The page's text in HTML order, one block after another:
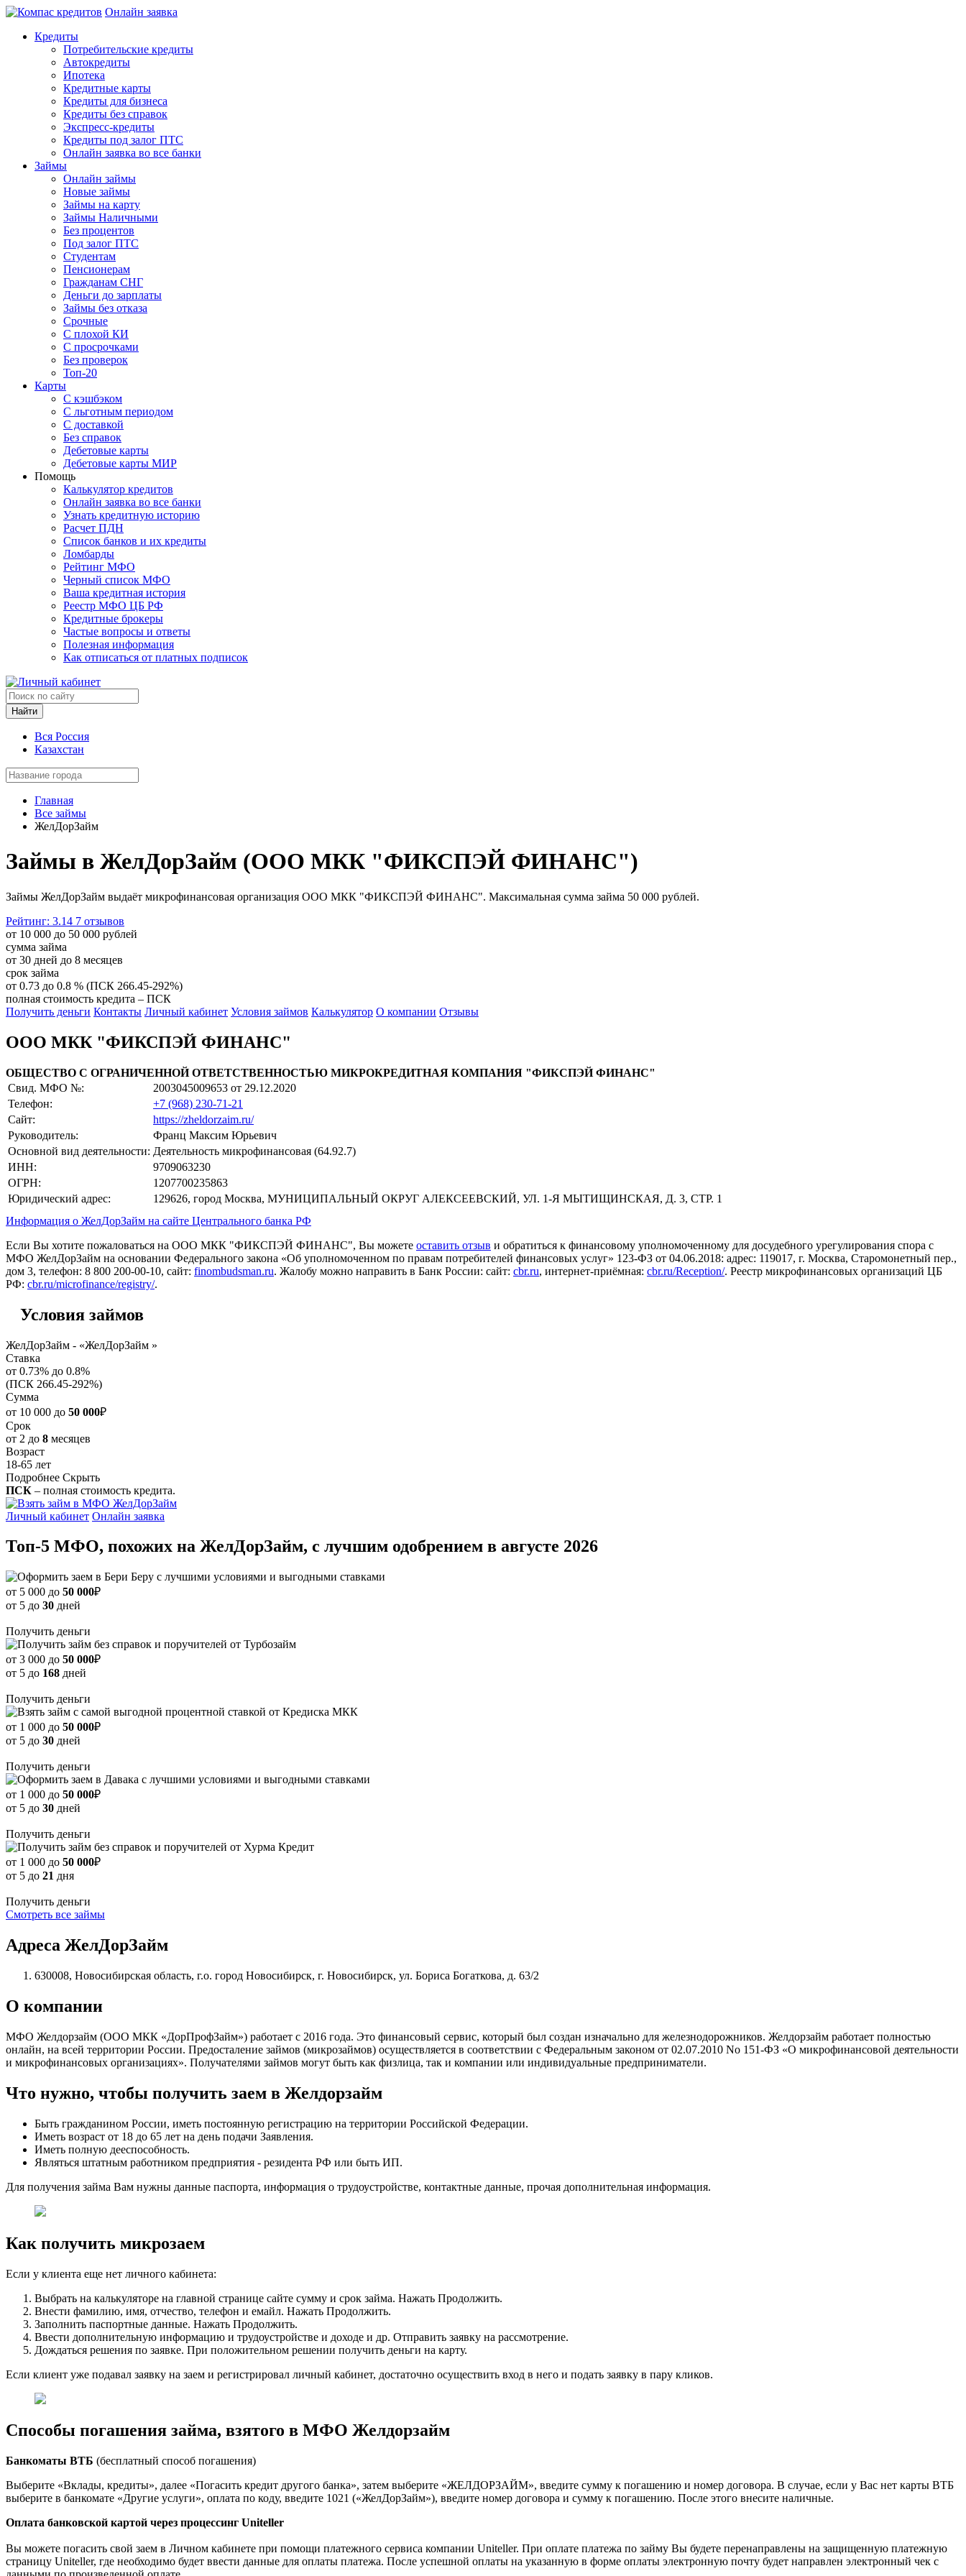
Онлайн заявка
Кредиты
Потребительские кредиты
Автокредиты
Ипотека
Кредитные карты
Кредиты для бизнеса
Кредиты без справок
Экспресс-кредиты
Кредиты под залог ПТС
Онлайн заявка во все банки
Займы
Онлайн займы
Новые займы
Займы на карту
Займы Наличными
Без процентов
Под залог ПТС
Студентам
Пенсионерам
Гражданам СНГ
Деньги до зарплаты
Займы без отказа
Срочные
С плохой КИ
С просрочками
Без проверок
Топ-20
Карты
С кэшбэком
С льготным периодом
С доставкой
Без справок
Дебетовые карты
Дебетовые карты МИР
Помощь
Калькулятор кредитов
Онлайн заявка во все банки
Узнать кредитную историю
Расчет ПДН
Список банков и их кредиты
Ломбарды
Рейтинг МФО
Черный список МФО
Ваша кредитная история
Реестр МФО ЦБ РФ
Кредитные брокеры
Частые вопросы и ответы
Полезная информация
Как отписаться от платных подписок
Найти
Вся Россия
Казахстан
Главная
Все займы
ЖелДорЗайм
Займы в ЖелДорЗайм (ООО МКК "ФИКСПЭЙ ФИНАНС")
Займы ЖелДорЗайм выдаёт микрофинансовая организация ООО МКК "ФИКСПЭЙ ФИНАНС". Максимальная сумма займа 50 000 рублей.
Рейтинг: 3.14 7 отзывов
от 10 000 до 50 000 рублей
сумма займа
от 30 дней до 8 месяцев
срок займа
от 0.73 до 0.8 % (ПСК 266.45-292%)
полная стоимость кредита – ПСК
Получить деньги Контакты Личный кабинет Условия займов Калькулятор О компании Отзывы
ООО МКК "ФИКСПЭЙ ФИНАНС"
ОБЩЕСТВО С ОГРАНИЧЕННОЙ ОТВЕТСТВЕННОСТЬЮ МИКРОКРЕДИТНАЯ КОМПАНИЯ "ФИКСПЭЙ ФИНАНС"
Свид. МФО №:
2003045009653 от 29.12.2020
Телефон:
+7 (968) 230-71-21
Сайт:
https://zheldorzaim.ru/
Руководитель:
Франц Максим Юрьевич
Основной вид деятельности: Деятельность микрофинансовая (64.92.7)
ИНН:
9709063230
ОГРН:
1207700235863
Юридический адрес:
129626, город Москва, МУНИЦИПАЛЬНЫЙ ОКРУГ АЛЕКСЕЕВСКИЙ, УЛ. 1-Я МЫТИЩИНСКАЯ, Д. 3, СТР. 1
Информация о ЖелДорЗайм на сайте Центрального банка РФ
Если Вы хотите пожаловаться на ООО МКК "ФИКСПЭЙ ФИНАНС", Вы можете оставить отзыв и обратиться к финансовому уполномоченному для досудебного урегулирования спора с
МФО ЖелДорЗайм на основании Федерального закона «Об уполномоченном по правам потребителей финансовых услуг» 123-ФЗ от 04.06.2018: адрес: 119017, г. Москва, Старомонетный пер.,
дом 3, телефон: 8 800 200-00-10, сайт: finombudsman.ru. Жалобу можно направить в Банк России: сайт: cbr.ru, интернет-приёмная: cbr.ru/Reception/. Реестр микрофинансовых организаций ЦБ
РФ: cbr.ru/microfinance/registry/.
Условия займов
ЖелДорЗайм - «ЖелДорЗайм »
Ставка
от 0.73% до 0.8%
(ПСК 266.45-292%)
Сумма
от 10 000 до 50 000₽
Срок
от 2 до 8 месяцев
Возраст
18-65 лет
Подробнее Скрыть
ПСК – полная стоимость кредита.
Личный кабинет Онлайн заявка
Топ-5 МФО, похожих на ЖелДорЗайм, с лучшим одобрением в августе 2026
от 5 000 до 50 000₽
от 5 до 30 дней
Получить деньги
от 3 000 до 50 000₽
от 5 до 168 дней
Получить деньги
от 1 000 до 50 000₽
от 5 до 30 дней
Получить деньги
от 1 000 до 50 000₽
от 5 до 30 дней
Получить деньги
от 1 000 до 50 000₽
от 5 до 21 дня
Получить деньги
Смотреть все займы
Адреса ЖелДорЗайм
630008, Новосибирская область, г.о. город Новосибирск, г. Новосибирск, ул. Бориса Богаткова, д. 63/2
О компании
МФО Желдорзайм (ООО МКК «ДорПрофЗайм») работает с 2016 года. Это финансовый сервис, который был создан изначально для железнодорожников. Желдорзайм работает полностью
онлайн, на всей территории России. Предосталение займов (микрозаймов) осуществляется в соответствии с Федеральным законом от 02.07.2010 No 151-ФЗ «О микрофинансовой деятельности
и микрофинансовых организациях». Получателями займов могут быть как физлица, так и компании или индивидуальные предприниматели.
Что нужно, чтобы получить заем в Желдорзайм
Быть гражданином России, иметь постоянную регистрацию на территории Российской Федерации.
Иметь возраст от 18 до 65 лет на день подачи Заявления.
Иметь полную дееспособность.
Являться штатным работником предприятия - резидента РФ или быть ИП.
Для получения займа Вам нужны данные паспорта, информация о трудоустройстве, контактные данные, прочая дополнительная информация.
Как получить микрозаем
Если у клиента еще нет личного кабинета:
Выбрать на калькуляторе на главной странице сайте сумму и срок займа. Нажать Продолжить.
Внести фамилию, имя, отчество, телефон и емайл. Нажать Продолжить.
Заполнить паспортные данные. Нажать Продолжить.
Ввести дополнительную информацию и трудоустройстве и доходе и др. Отправить заявку на рассмотрение.
Дождаться решения по заявке. При положительном решении получить деньги на карту.
Если клиент уже подавал заявку на заем и регистрировал личный кабинет, достаточно осуществить вход в него и подать заявку в пару кликов.
Способы погашения займа, взятого в МФО Желдорзайм
Банкоматы ВТБ (бесплатный способ погашения)
Выберите «Вклады, кредиты», далее «Погасить кредит другого банка», затем выберите «ЖЕЛДОРЗАЙМ», введите сумму к погашению и номер договора. В случае, если у Вас нет карты ВТБ
выберите в банкомате «Другие услуги», оплата по коду, введите 1021 («ЖелДорЗайм»), введите номер договора и сумму к погашению. После этого внесите наличные.
Оплата банковской картой через процессинг Uniteller
Вы можете погасить свой заем в Личном кабинете при помощи платежного сервиса компании Uniteller. При оплате платежа по займу Вы будете перенаправлены на защищенную платежную
страницу Uniteller, где необходимо будет ввести данные для оплаты платежа. После успешной оплаты на указанную в форме оплаты электронную почту будет направлен электронный чек с